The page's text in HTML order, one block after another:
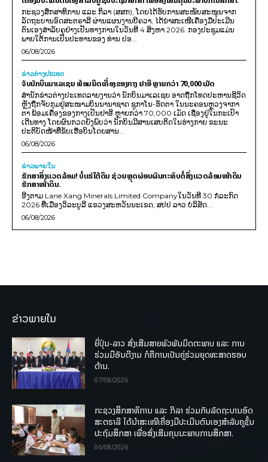
ກະຊວງສຶກສາທິການ ແລະ ກິລາ (ສສກ), ໂດຍໄດ້ຮັບການສະໜັບສະໜູນຈາກ
ລັດຖະບານອົດສະຕຣາລີ ຜ່ານແຜນງານບີຄວາ, ໄດ້ນຳສະເໜີເຄື່ອງມືປະເມີນ
ຕົນເອງສຳລັບຄູຢ່າງເປັນທາງການໃນວັນທີ 4 ສິງຫາ 2026. ກອງປະຊຸມແມ່ນ
ພາຍໃຕ້ການເປັນປະທານຂອງ ທ່ານ ປອ...
06/08/2026
ຂ່າວຕ່າງປະເທດ
ຈັບນັກບິນມາເລເຊຍ ພ້ອມຍຶດເຄື່ອງຂອງກາງ ຢາອີ ຫຼາຍກວ່າ 70,000 ເມັດ
ສຳນັກຂ່າວຕ່າງປະເທດລາຍງານວ່າ ນັກບິນມາເລເຊຍ ອາດຖືກໂທດປະຫານຊີວິດ
ຫຼັງຖືກຈັບກຸມຢູ່ສະໜາມບິນນານາຊາດ ຊູກາໂນ-ຮັດຕາ ໃນນະຄອນຫຼວງຈາກາ
ຕາ ພ້ອມເຄື່ອງຂອງກາງເປັນຢາອີ ຫຼາຍກວ່າ 70,000 ເມັດ ເຊື່ອງຢູ່ໃນກະເປົາ
ເດີນທາງ ໂດຍຜົນກວດຍັງພົບວ່າ ນັກບິນມີສານເສບຕິດໃນຮ່າງກາຍ ຂະນະ
ປະຕິບັດໜ້າທີ່ຂັບເຮືອບິນໂດຍສານ...
06/08/2026
ຂ່າວພາຍ​ໃນ
ຮັກສາສິ່ງແວດລ້ອມ! ບໍ່ແຮ່ໃຕ້ດິນ ຊ່ວຍຫຼຸດຜ່ອນຜົນກະທົບຕໍ່ສິ່ງແວດລ້ອມໜ້າດິນ
ຮັກສາໜ້າດິນ.
ອີງຕາມ Lane Xang Minerals Limited Companyໃນວັນທີ 30 ກໍລະກົດ
2026 ທີ່ເມືອງວິລະບູລີ ແຂວງສະຫວັນນະເຂດ, ສປປ ລາວ ບໍລິສັດ...
06/08/2026
ຂ່າວພາຍໃນ
ຍີ່ປຸ່ນ-ລາວ ສົ່ງເສີມສາຍພົວພັນມິດຕະພາບ ແລະ ການ
ຮ່ວມມືອັນດີງາມ ກໍຄືການເປັນຄູ່ຮ່ວມຍຸດທະສາດຮອບ
ດ້ານ.
07/08/2026
ກະຊວງສຶກສາທິການ ແລະ ກິລາ ຮ່ວມກັບລັດຖະບານອົດ
ສະຕຣາລີ ໄດ້ນຳສະເໜີເຄື່ອງມືປະເມີນຕົນເອງສຳລັບຄູຊັ້ນ
ປະຖົມສຶກສາ ເພື່ອສົ່ງເສີມຄຸນນະພາບການສຶກສາ.
06/08/2026